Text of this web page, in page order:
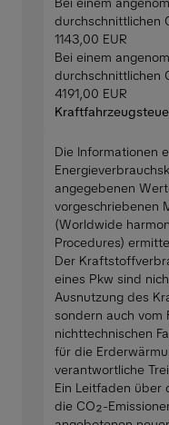
durchschnittlichen
1143,00 EUR
Bei einem
durchschnittlichen
4191,00 EUR
Die Informationen
angegebenen
vorgeschriebenen
(Worldwide
Procedures)
Der
eines Pkw sind
Ausnutzung des
sondern auch vom
nichttechnischen
für die
verantwortliche
Ein Leitfaden über
die CO₂-